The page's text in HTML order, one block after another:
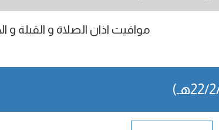
مواقيت اذان الصلاة و القبلة و